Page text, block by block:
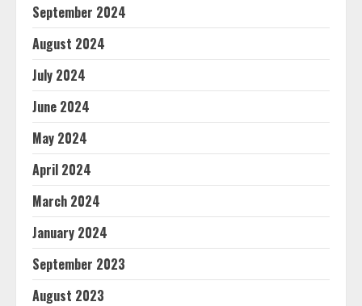
September 2024
August 2024
July 2024
June 2024
May 2024
April 2024
March 2024
January 2024
September 2023
August 2023